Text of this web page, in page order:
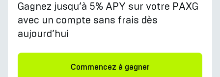
Gagnez jusqu’à 5% APY sur votre PAXG
avec un compte sans frais dès
aujourd’hui
Commencez à gagner